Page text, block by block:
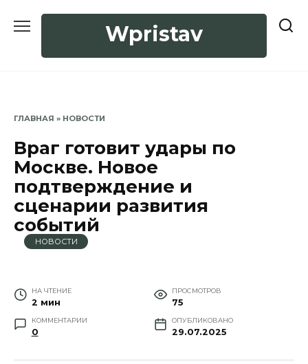
Wpristav
ГЛАВНАЯ » НОВОСТИ
Враг готовит удары по
Москве. Новое
подтверждение и
сценарии развития
событий
НОВОСТИ
НА ЧТЕНИЕ
2 мин
ПРОСМОТРОВ
75
КОММЕНТАРИИ
0
ОПУБЛИКОВАНО
29.07.2025